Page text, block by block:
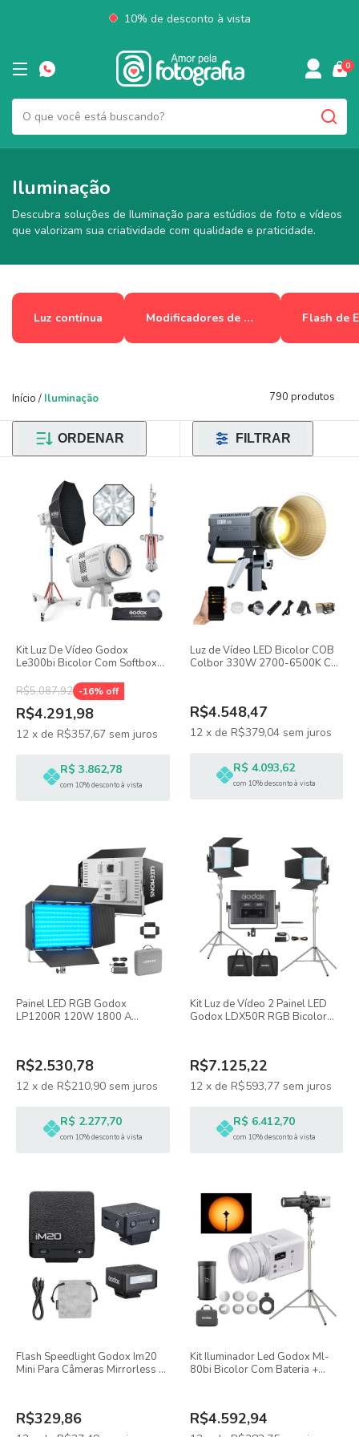
10% de desconto à vista
0
Iluminação
Descubra soluções de Iluminação para estúdios de foto e vídeos
que valorizam sua criatividade com qualidade e praticidade.
Luz contínua Modificadores de Luz Flash de
Início / Iluminação 790 produtos
ORDENAR FILTRAR
Kit Luz De Vídeo Godox
Le300bi Bicolor Com Softbox
Reforçado
R$5.087,92 -16% off
R$4.291,98
12 x de R$357,67 sem juros
R$ 3.862,78
com 10% desconto à vista
Luz de Vídeo LED Bicolor COB
Colbor 330W 2700-6500K CTT
R$4.548,47
12 x de R$379,04 sem juros
R$ 4.093,62
com 10% desconto à vista
Painel LED RGB Godox
LP1200R 120W 1800 A
R$2.530,78
12 x de R$210,90 sem juros
R$ 2.277,70
com 10% desconto à vista
Kit Luz de Vídeo 2 Painel LED
Godox LDX50R RGB Bicolor
R$7.125,22
12 x de R$593,77 sem juros
R$ 6.412,70
com 10% desconto à vista
Flash Speedlight Godox Im20
Mini Para Câmeras Mirrorless E
R$329,86
Kit Iluminador Led Godox Ml-
80bi Bicolor Com Bateria +
R$4.592,94